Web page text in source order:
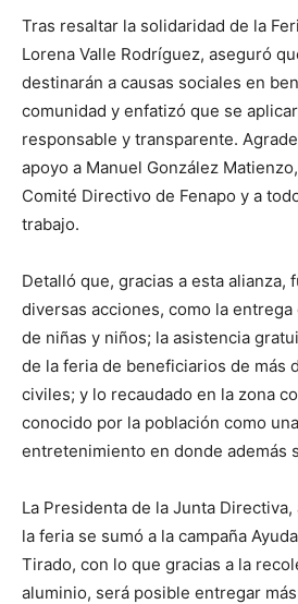
Tras resaltar la solidaridad de la
Lorena Valle Rodríguez, aseguró
destinarán a causas sociales en
comunidad y enfatizó que se
responsable y transparente.
apoyo a Manuel González
Comité Directivo de Fenapo y a
trabajo.
Detalló que, gracias a esta alianza,
diversas acciones, como la
de niñas y niños; la asistencia
de la feria de beneficiarios de más
civiles; y lo recaudado en la zona
conocido por la población como
entretenimiento en donde además
La Presidenta de la Junta
la feria se sumó a la campaña
Tirado, con lo que gracias a la
aluminio, será posible entregar